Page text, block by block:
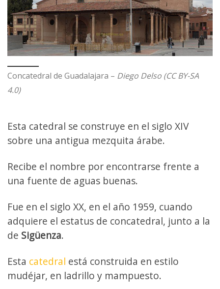
Concatedral de Guadalajara – Diego Delso (CC BY-SA
4.0)
Esta catedral se construye en el siglo XIV
sobre una antigua mezquita árabe.
Recibe el nombre por encontrarse frente a
una fuente de aguas buenas.
Fue en el siglo XX, en el año 1959, cuando
adquiere el estatus de concatedral, junto a la
de Sigüenza.
Esta catedral está construida en estilo
mudéjar, en ladrillo y mampuesto.